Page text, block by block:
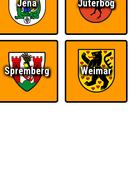
Jena Jüterbog
Spremberg Weimar